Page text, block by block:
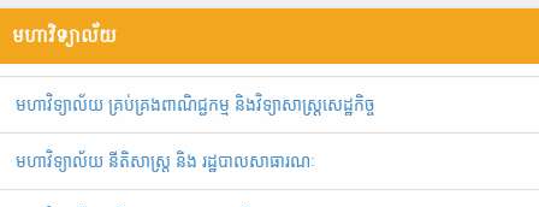
មហាវិទ្យាល័យ
មហាវិទ្យាល័យ គ្រប់គ្រងពាណិជ្ជកម្ម និងវិទ្យាសាស្រ្តសេដ្ឋកិច្ច
មហាវិទ្យាល័យ នីតិសាស្រ្ត និង រដ្ឋបាលសាធារណៈ